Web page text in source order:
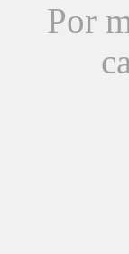
Por